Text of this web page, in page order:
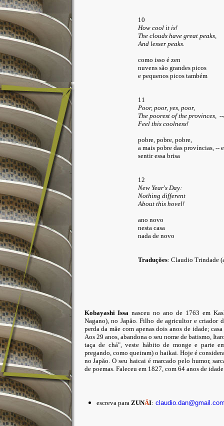
10
How cool it is!
The clouds have great peaks,
And lesser peaks.
como isso é zen
nuvens são grandes picos
e pequenos picos também
11
Poor, poor, yes, poor,
The poorest of the provinces,
Feel this coolness!
pobre, pobre, pobre,
a mais pobre das províncias, --
sentir essa brisa
12
New Year's Day:
Nothing different
About this hovel!
ano novo
nesta casa
nada de novo
Traduções: Claudio Trindade
Kobayashi Issa nasceu no ano de 1763 em
Nagano), no Japăo. Filho de agricultor e criador
perda da măe com apenas dois anos de idade;
Aos 29 anos, abandona o seu nome de batismo,
taça de chá", veste hábito de monge e parte
pregando, como queiram) o haikai. Hoje é
no Japăo. O seu haicai é marcado pelo humor,
de poemas. Faleceu em 1827, com 64 anos de
escreva para ZUNÁI: